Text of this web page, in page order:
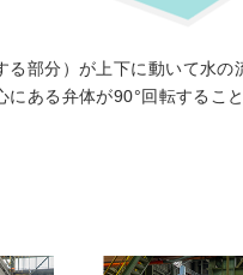
部分）が上下に動いて水の
ある弁体が90°回転するこ